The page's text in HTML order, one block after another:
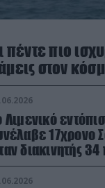
πέντε πιο
στον
Λιμενικό
17χρονο
διακινητής